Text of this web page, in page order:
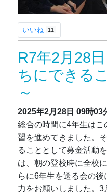
いいね 11
R7年2月28
ちにできる
～
2025年2月28日 09時03
総合の時間に4年生は
習を進めてきました。
ることとして募金活動
は、朝の登校時に全校
らに6年生を送る会の
力をお願いしました。